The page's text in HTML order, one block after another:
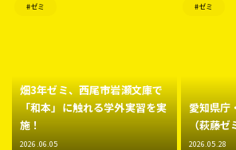
畑3年ゼミ、西尾市岩瀬文庫で
「和本」に触れる学外実習を実
施！
2026.06.05
#ゼミ
愛知県庁
（萩藤ゼ
2026.05.28
#ゼミ